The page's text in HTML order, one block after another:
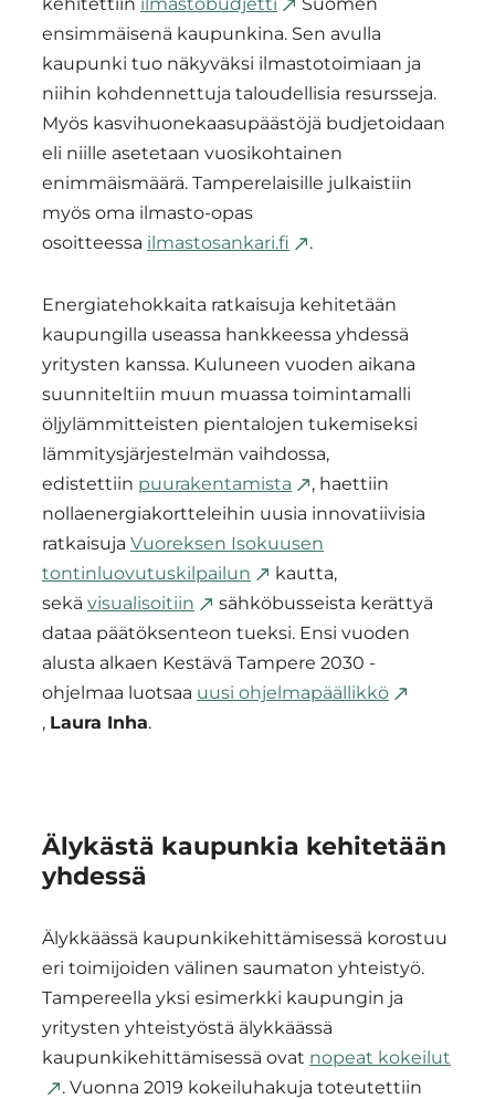
ensimmäisenä kaupunkina. Sen avulla
kaupunki tuo näkyväksi ilmastotoimiaan ja
niihin kohdennettuja taloudellisia resursseja.
Myös kasvihuonekaasupäästöjä budjetoidaan
eli niille asetetaan vuosikohtainen
enimmäismäärä. Tamperelaisille julkaistiin
myös oma ilmasto-opas
osoitteessa ilmastosankari.fi .
Energiatehokkaita ratkaisuja kehitetään
kaupungilla useassa hankkeessa yhdessä
yritysten kanssa. Kuluneen vuoden aikana
suunniteltiin muun muassa toimintamalli
öljylämmitteisten pientalojen tukemiseksi
lämmitysjärjestelmän vaihdossa,
edistettiin puurakentamista
, haettiin
nollaenergiakortteleihin uusia innovatiivisia
ratkaisuja Vuoreksen Isokuusen
tontinluovutuskilpailun
kautta,
sekä visualisoitiin
sähköbusseista kerättyä
dataa päätöksenteon tueksi. Ensi vuoden
alusta alkaen Kestävä Tampere 2030 -
ohjelmaa luotsaa uusi ohjelmapäällikkö
, Laura Inha.
Älykästä kaupunkia kehitetään
yhdessä
Älykkäässä kaupunkikehittämisessä korostuu
eri toimijoiden välinen saumaton yhteistyö.
Tampereella yksi esimerkki kaupungin ja
yritysten yhteistyöstä älykkäässä
kaupunkikehittämisessä ovat nopeat kokeilut
. Vuonna 2019 kokeiluhakuja toteutettiin